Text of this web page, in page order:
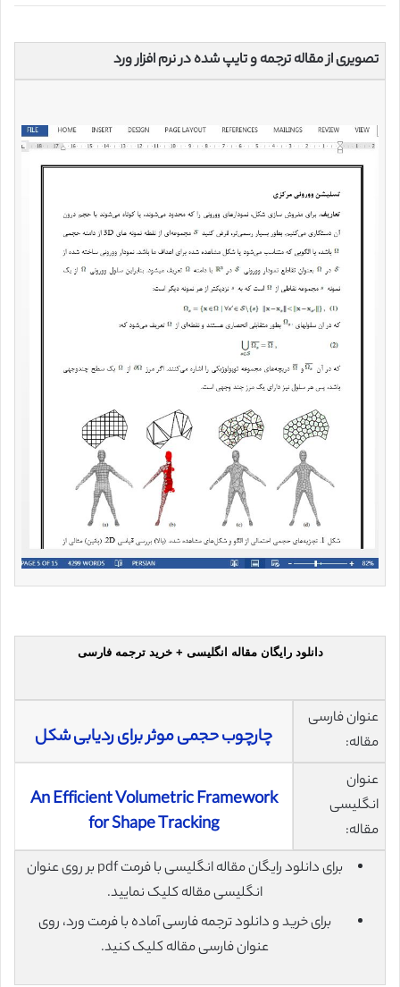
تصویری از مقاله ترجمه و تایپ شده در نرم افزار ورد
دانلود رایگان مقاله انگلیسی + خرید ترجمه فارسی
عنوان فارسی
مقاله:
چارچوب حجمی موثر برای ردیابی شکل
عنوان
انگلیسی
مقاله:
An Efficient Volumetric Framework
for Shape Tracking
برای دانلود رایگان مقاله انگلیسی با فرمت pdf بر روی عنوان
انگلیسی مقاله کلیک نمایید.
برای خرید و دانلود ترجمه فارسی آماده با فرمت ورد، روی
عنوان فارسی مقاله کلیک کنید.